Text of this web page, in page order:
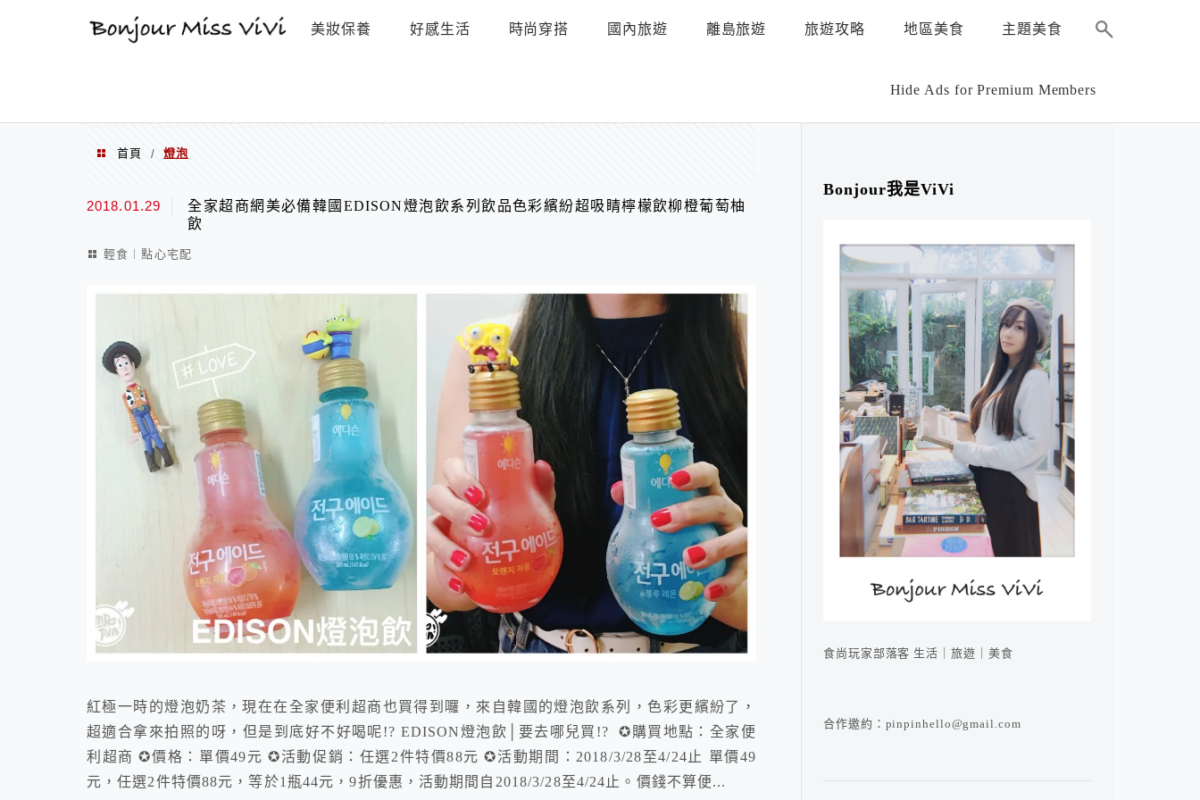
美妝保養 好感生活 時尚穿搭 國內旅遊 離島旅遊 旅遊攻略 地區美食 主題美食
Hide Ads for Premium Members
首頁 / 燈泡
燈泡
2018.01.29
全家超商網美必備韓國EDISON燈泡飲系列飲品色彩繽紛超吸睛檸檬飲柳橙葡萄柚
飲
輕食︱點心宅配
紅極一時的燈泡奶茶，現在在全家便利超商也買得到囉，來自韓國的燈泡飲系列，色彩更繽紛了，
超適合拿來拍照的呀，但是到底好不好喝呢!? EDISON燈泡飲│要去哪兒買!? ✪購買地點：全家便
利超商 ✪價格：單價49元 ✪活動促銷：任選2件特價88元 ✪活動期間：2018/3/28至4/24止 單價49
元，任選2件特價88元，等於1瓶44元，9折優惠，活動期間自2018/3/28至4/24止。價錢不算便...
Bonjour我是ViVi
食尚玩家部落客 生活｜旅遊｜美食
合作邀約：pinpinhello@gmail.com